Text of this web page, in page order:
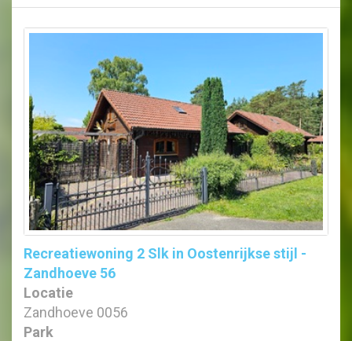
Recreatiewoning 2 Slk in Oostenrijkse stijl -
Zandhoeve 56
Locatie
Zandhoeve 0056
Park